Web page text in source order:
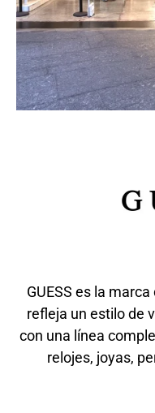
GUESS es la
refleja un estilo de
con una línea
relojes, joyas,